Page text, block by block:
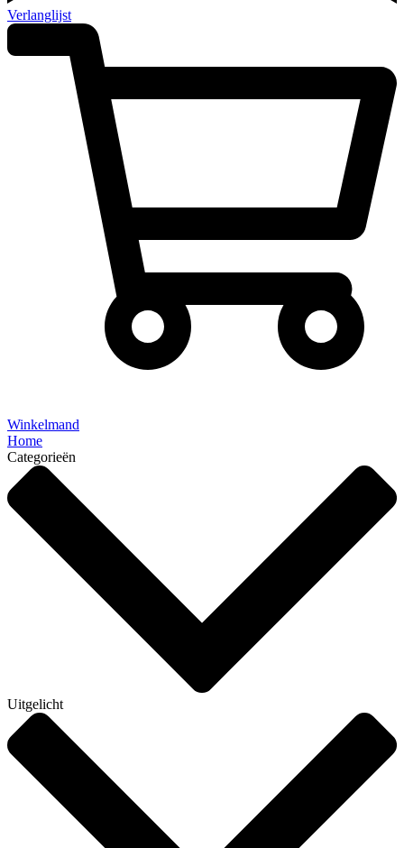
Verlanglijst
Winkelmand
Home
Categorieën
Uitgelicht